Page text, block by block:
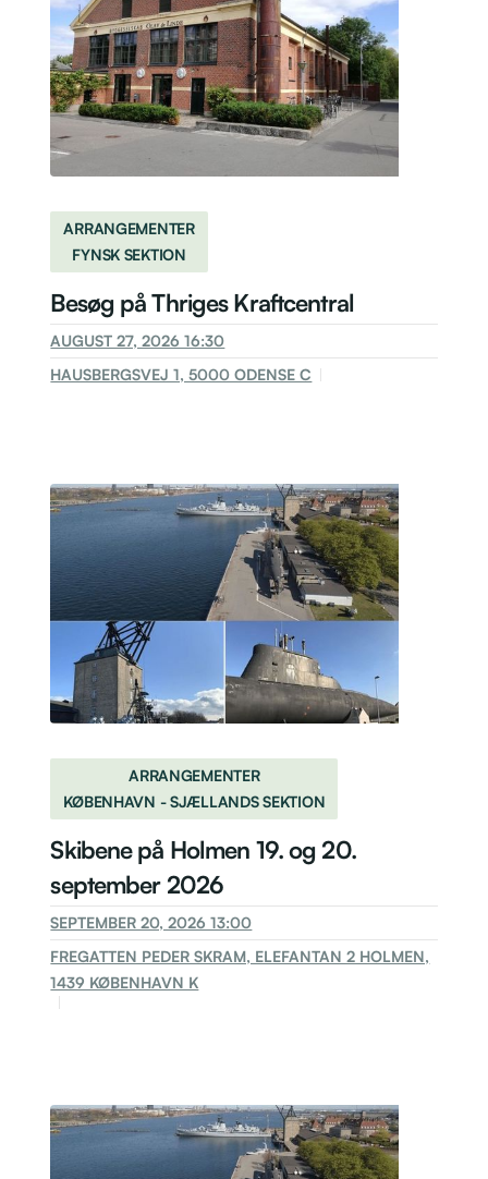
ARRANGEMENTER
FYNSK SEKTION
Besøg på Thriges Kraftcentral
AUGUST 27, 2026 16:30
HAUSBERGSVEJ 1, 5000 ODENSE C
ARRANGEMENTER
KØBENHAVN - SJÆLLANDS SEKTION
Skibene på Holmen 19. og 20.
september 2026
SEPTEMBER 20, 2026 13:00
FREGATTEN PEDER SKRAM, ELEFANTAN 2 HOLMEN,
1439 KØBENHAVN K